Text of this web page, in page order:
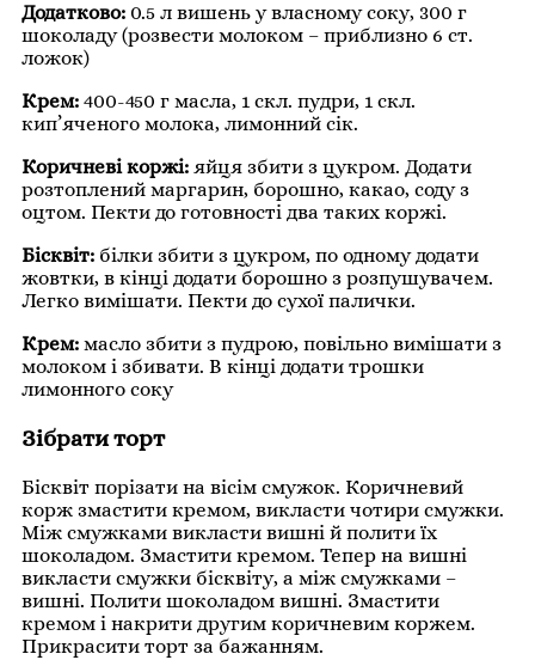
Додатково: 0.5 л вишень у власному соку, 300 г
шоколаду (розвести молоком – приблизно 6 ст.
ложок)
Крем: 400-450 г масла, 1 скл. пудри, 1 скл.
кип’яченого молока, лимонний сік.
Коричневі коржі: яйця збити з цукром. Додати
розтоплений маргарин, борошно, какао, соду з
оцтом. Пекти до готовності два таких коржі.
Бісквіт: білки збити з цукром, по одному додати
жовтки, в кінці додати борошно з розпушувачем.
Легко вимішати. Пекти до сухої палички.
Крем: масло збити з пудрою, повільно вимішати з
молоком і збивати. В кінці додати трошки
лимонного соку
Зібрати торт
Бісквіт порізати на вісім смужок. Коричневий
корж змастити кремом, викласти чотири смужки.
Між смужками викласти вишні й полити їх
шоколадом. Змастити кремом. Тепер на вишні
викласти смужки бісквіту, а між смужками –
вишні. Полити шоколадом вишні. Змастити
кремом і накрити другим коричневим коржем.
Прикрасити торт за бажанням.